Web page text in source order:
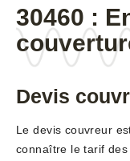
30460 :
Devis
Le devis couvreur
connaître le tarif